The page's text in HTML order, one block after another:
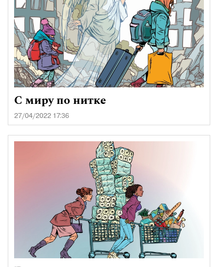
С миру по нитке
27/04/2022 17:36